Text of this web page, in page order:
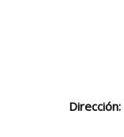
Dirección: